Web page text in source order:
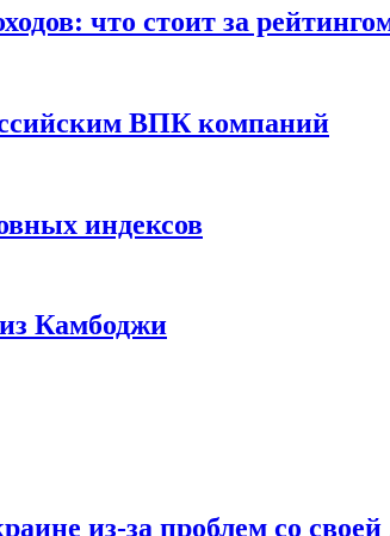
что стоит за
ВПК компаний
индексов
Камбоджи
из-за проблем со